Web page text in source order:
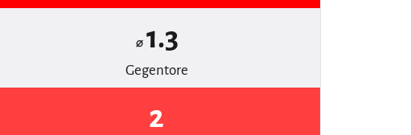
⌀ 1.3
Gegentore
2